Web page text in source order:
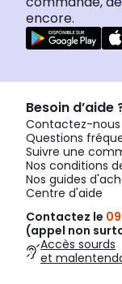
encore.
Besoin d’aide
Contactez-nous
Questions
Suivre une
Nos conditions
Nos guides
Centre d'aide
Contactez le
(appel non
Accès sourds
et